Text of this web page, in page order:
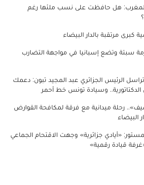
هل حافظت على نسب ملئها رغم
كبرى مرتقبة بالدار البيضاء
سبتة وتضع إسبانيا في مواجهة التضارب
الرئيس الجزائري عبد المجيد تبون: دعمك
وسيادة تونس خط أحمر
رحلة ميدانية مع فرقة لمكافحة القوارض
البيضاء
«أيادي جزائرية» وجهت الاقتحام الجماعي
قيادة رقمية»